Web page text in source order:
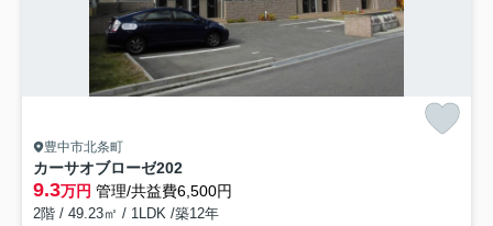
豊中市北条町
カーサオブローゼ202
9.3万円 管理/共益費6,500円
2階 / 49.23㎡ / 1LDK /築12年